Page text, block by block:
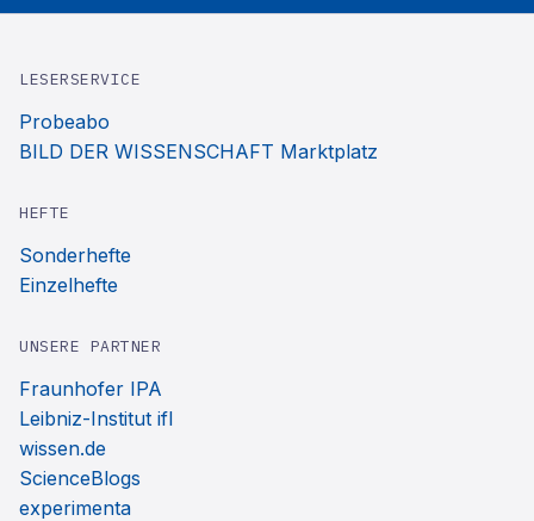
LESERSERVICE
Probeabo
BILD DER WISSENSCHAFT Marktplatz
HEFTE
Sonderhefte
Einzelhefte
UNSERE PARTNER
Fraunhofer IPA
Leibniz-Institut ifl
wissen.de
ScienceBlogs
experimenta